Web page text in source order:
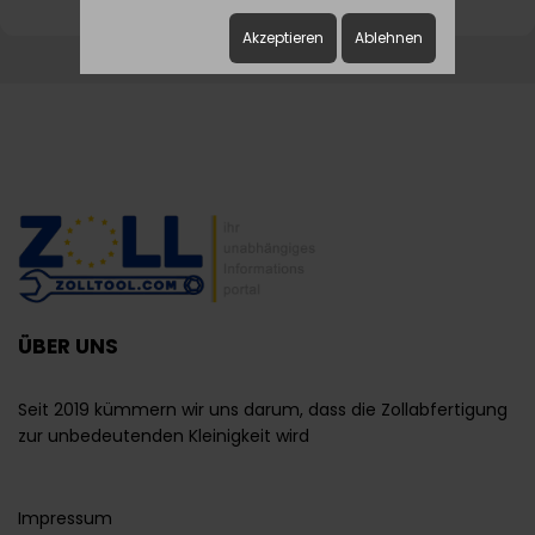
ÜBER UNS
Seit 2019 kümmern wir uns darum, dass die Zollabfertigung
zur unbedeutenden Kleinigkeit wird
Impressum
Akzeptieren Ablehnen